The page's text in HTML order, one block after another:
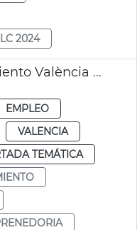
2024
Concejalía Emprendimiento València ayudas 757 nuevos proyectos
EMPLEO
VALENCIA
TEMÁTICA